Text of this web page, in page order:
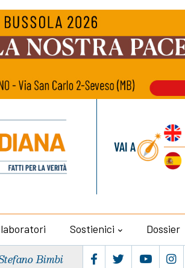
VAI A
Sostienici Dossier
Bimbi